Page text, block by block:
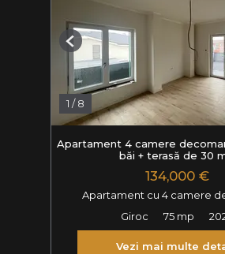
1 /8
Previous
Apartament 4 camere
băi + terasă de 30
134,000 €
Apartament cu 4 camere
Giroc
75 mp
Vezi mai multe